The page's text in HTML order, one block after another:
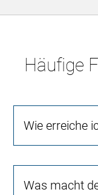
Häufige
Wie erreiche
Was macht